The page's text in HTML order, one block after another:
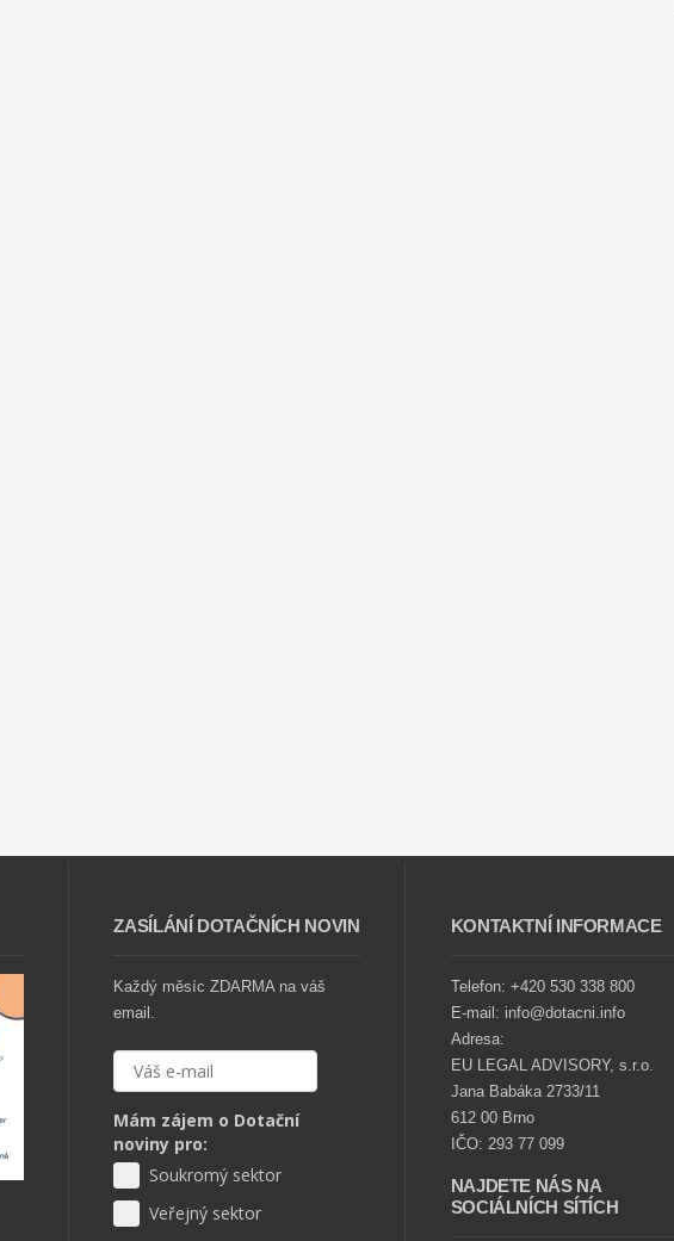
ZASÍLÁNÍ DOTAČNÍCH NOVIN
Každý měsíc ZDARMA na váš
email.
Mám zájem o Dotační
noviny pro:
Soukromý sektor
Veřejný sektor
KONTAKTNÍ INFORMACE
Telefon: +420 530 338 800
E-mail: info@dotacni.info
Adresa:
EU LEGAL ADVISORY, s.r.o.
Jana Babáka 2733/11
612 00 Brno
IČO: 293 77 099
NAJDETE NÁS NA
SOCIÁLNÍCH SÍTÍCH